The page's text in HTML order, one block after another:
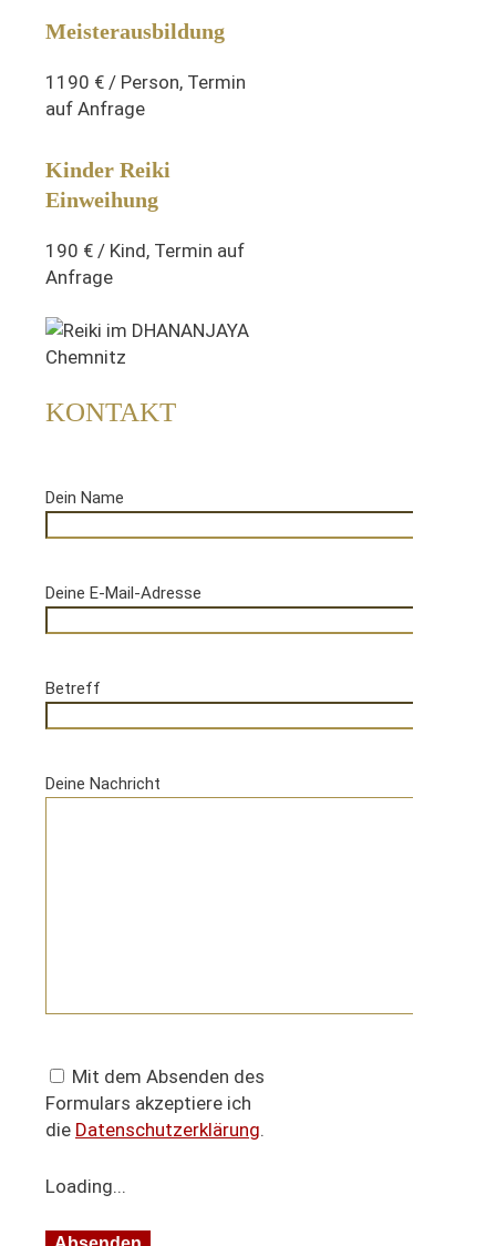
Meisterausbildung
1190 € / Person, Termin
auf Anfrage
Kinder Reiki
Einweihung
190 € / Kind, Termin auf
Anfrage
KONTAKT
Dein Name
Deine E-Mail-Adresse
Betreff
Deine Nachricht
Mit dem Absenden des
Formulars akzeptiere ich
die Datenschutzerklärung.
Loading...